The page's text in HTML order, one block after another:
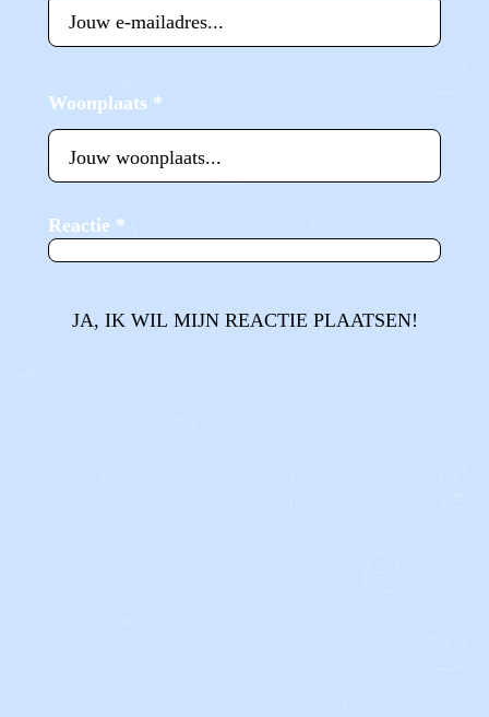
Woonplaats *
Reactie *
JA, IK WIL MIJN REACTIE PLAATSEN!